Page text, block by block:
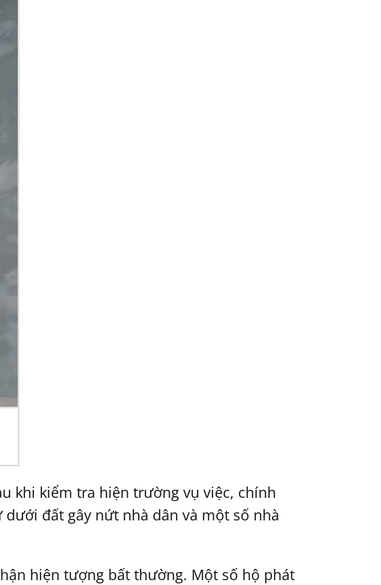
khi kiểm tra hiện trường vụ việc, chính
đất gây nứt nhà dân và một số nhà
hiện tượng bất thường. Một số hộ phát